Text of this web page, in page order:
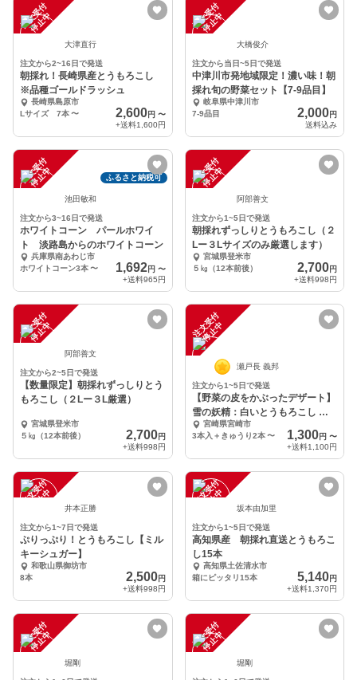
注
文
受
付
停
止
中
大津直行
注文から2~16日で発送
朝採れ！長崎県産とうもろこし
※品種ゴールドラッシュ
長崎県島原市
Lサイズ 7本〜 2,600円 〜
+送料1,600円
注
文
受
付
停
止
中
大橋俊介
注文から当日~5日で発送
中津川市発地域限定！濃い味！朝
採れ旬の野菜セット【7-9品目】
岐阜県中津川市
7-9品目
2,000円
送料込み
注
文
受
付
停
止
中 ふるさと納税可
池田敏和
注文から3~16日で発送
ホワイトコーン パールホワイ
ト 淡路島からのホワイトコーン
兵庫県南あわじ市
ホワイトコーン3本〜 1,692円 〜
+送料965円
注
文
受
付
停
止
中
阿部善文
注文から1~5日で発送
朝採れずっしりとうもろこし（２
Lー３Lサイズのみ厳選します）
宮城県登米市
５㎏（12本前後）
2,700円
+送料998円
注
文
受
付
停
止
中
阿部善文
注文から2~5日で発送
【数量限定】朝採れずっしりとう
もろこし（２Lー３L厳選）
宮城県登米市
５㎏（12本前後）
2,700円
+送料998円
注
文
受
付
停
止
中
瀬戸長 義邦
注文から1~5日で発送
【野菜の皮をかぶったデザート】
雪の妖精：白いとうもろこし ※
概要 要チェック
宮崎県宮崎市
3本入＋きゅうり2本 〜 1,300円 〜
+送料1,100円
注
文
受
付
停
止
中 井本正勝
注文から1~7日で発送
ぷりっぷり！とうもろこし【ミル
キーシュガー】
和歌山県御坊市
8本
2,500円
+送料998円
注
文
受
付
停
止
中 坂本由加里
注文から1~5日で発送
高知県産 朝採れ直送とうもろこ
し15本
高知県土佐清水市
箱にピッタリ15本
5,140円
+送料1,370円
注
文
受
付
停
止
中
堀剛
注
文
受
付
停
止
中
堀剛